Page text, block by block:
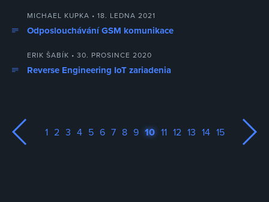
MICHAEL KUPKA • 18. LEDNA 2021
Odposlouchávání GSM komunikace
ERIK ŠABÍK • 30. PROSINCE 2020
Reverse Engineering IoT zariadenia
1 2 3 4 5 6 7 8 9 10 11 12 13 14 15